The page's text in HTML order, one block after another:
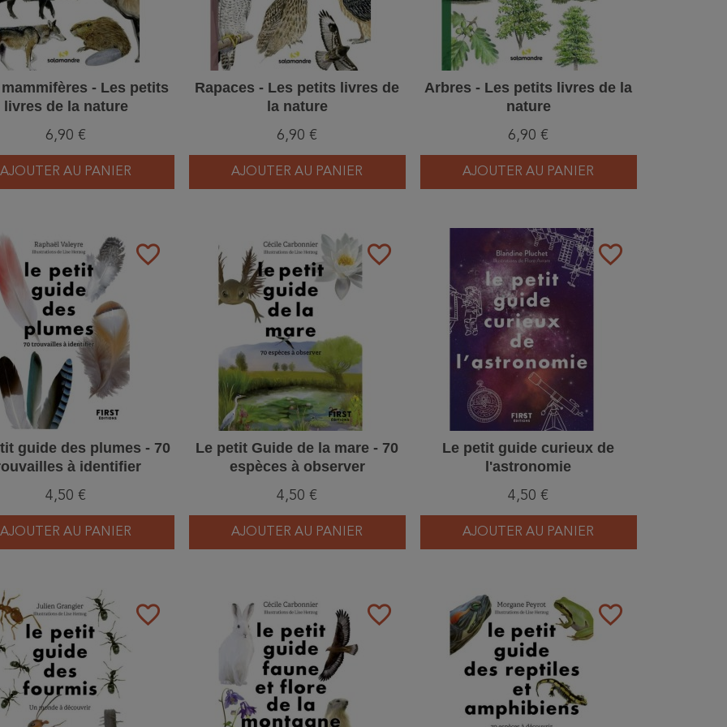
- Les petits
livres de la nature
6,90 €
AJOUTER AU PANIER
Rapaces - Les petits livres de
la nature
6,90 €
AJOUTER AU PANIER
Arbres - Les petits livres de la
nature
6,90 €
AJOUTER AU PANIER
favorite_border
guide des plumes - 70
à identifier
4,50 €
AJOUTER AU PANIER
favorite_border
Le petit Guide de la mare - 70
espèces à observer
4,50 €
AJOUTER AU PANIER
favorite_border
Le petit guide curieux de
l'astronomie
4,50 €
AJOUTER AU PANIER
favorite_border favorite_border favorite_border